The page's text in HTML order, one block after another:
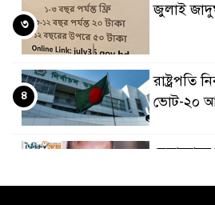
জুলাই
৩
রাষ্ট্রপতি
ভোট-২০
৪